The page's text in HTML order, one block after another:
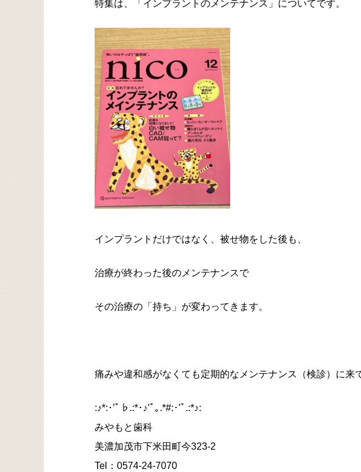
特集は、「インプラントのメンテナンス」についてです。
インプラントだけではなく、被せ物をした後も、
治療が終わった後のメンテナンスで
その治療の「持ち」が変わってきます。
痛みや違和感がなくても定期的なメンテナンス（検診）に来
:♪*:･’ﾟ♭.:*･♪’ﾟ｡.*#:･’ﾟ.:*♪:
みやもと歯科
美濃加茂市下米田町今323-2
Tel：0574-24-7070